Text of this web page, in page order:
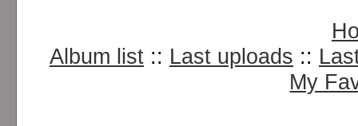
Album list :: Last uploads ::
My